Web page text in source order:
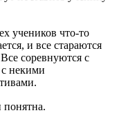
учеников что-то
и все стараются
соревнуются с
некими
понятна.